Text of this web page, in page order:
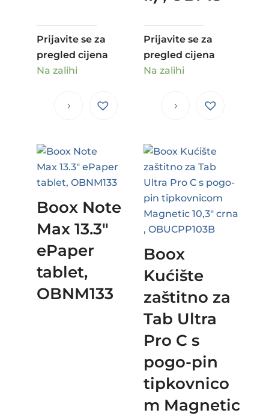
Prijavite se za
pregled cijena
Na zalihi
Prijavite se za
pregled cijena
Na zalihi
Boox Note
Max 13.3″
ePaper
tablet,
OBNM133
Boox
Kućište
zaštitno za
Tab Ultra
Pro C s
pogo-pin
tipkovnico
m Magnetic